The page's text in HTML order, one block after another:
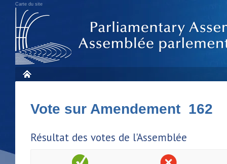
Carte du site
Vote sur Amendement 162
Résultat des votes de l'Assemblée